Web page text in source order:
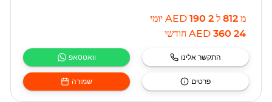
מ 812 ל 2 190
AED יומי
24 360
AED חודשי
וואטסאפ התקשר אלינו
שמורה פרטים